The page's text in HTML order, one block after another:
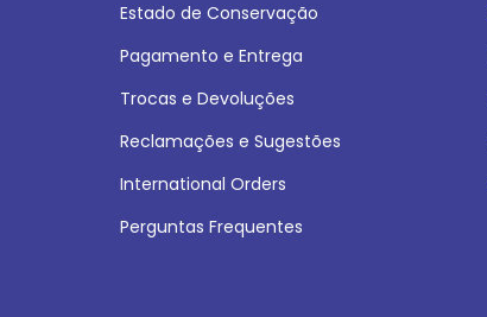
Estado de Conservação
Pagamento e Entrega
Trocas e Devoluções
Reclamações e Sugestões
International Orders
Perguntas Frequentes